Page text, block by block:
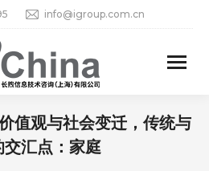
info@igroup.com.cn
观与社会变迁，传统与
交汇点：家庭